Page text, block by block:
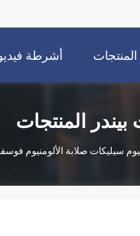
المنتجات أشرطة
بيندر المنتجات
سيليكات صلابة الألومنيوم